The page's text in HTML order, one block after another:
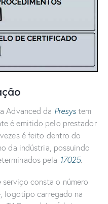
Advanced da Presys tem
é emitido pelo prestador
é feito dentro do
da indústria, possuindo
pela 17025.
consta o número
logotipo carregado na